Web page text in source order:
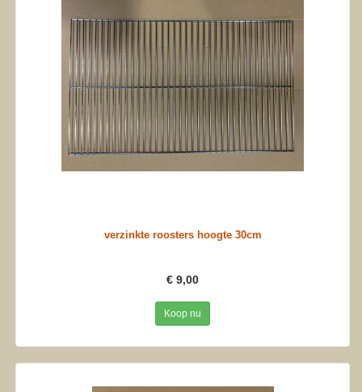
verzinkte roosters hoogte 30cm
€ 9,00
Koop nu